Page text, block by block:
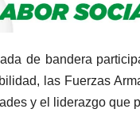
de bandera
las Fuerzas
y el liderazgo que